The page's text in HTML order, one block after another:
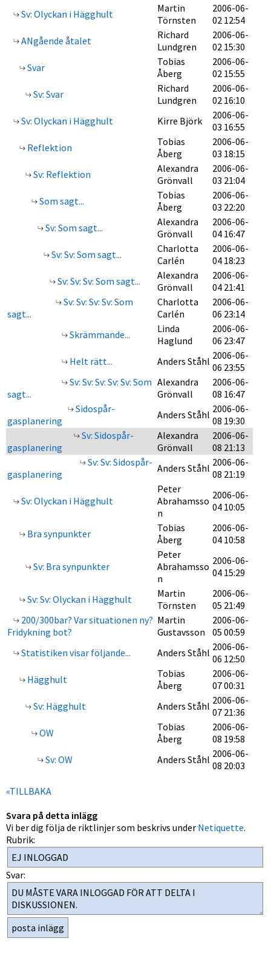
Sv: Olyckan i Hägghult
Martin
Törnsten
2006-06-
02 12:54
ANgående åtalet
Richard
Lundgren
2006-06-
02 15:30
Svar
Tobias
Åberg
2006-06-
02 15:55
Sv: Svar
Richard
Lundgren
2006-06-
02 16:10
Sv: Olyckan i Hägghult
Kirre Björk
2006-06-
03 16:55
Reflektion
Tobias
Åberg
2006-06-
03 18:15
Sv: Reflektion
Alexandra
Grönvall
2006-06-
03 21:04
Som sagt...
Tobias
Åberg
2006-06-
03 22:20
Sv: Som sagt...
Alexandra
Grönvall
2006-06-
04 16:47
Sv: Sv: Som sagt...
Charlotta
Carlén
2006-06-
04 18:23
Sv: Sv: Sv: Som sagt...
Alexandra
Grönvall
2006-06-
04 21:41
Sv: Sv: Sv: Sv: Som
sagt...
Charlotta
Carlén
2006-06-
06 23:14
Skrämmande...
Linda
Haglund
2006-06-
06 23:47
Helt rätt...
Anders Ståhl 2006-06-
06 23:55
Sv: Sv: Sv: Sv: Sv: Som
sagt...
Alexandra
Grönvall
2006-06-
08 16:47
Sidospår-
gasplanering
Anders Ståhl 2006-06-
08 19:30
Sv: Sidospår-
gasplanering
Alexandra
Grönvall
2006-06-
08 21:13
Sv: Sv: Sidospår-
gasplanering
Anders Ståhl 2006-06-
08 21:19
Sv: Olyckan i Hägghult
Peter
Abrahamsso
n
2006-06-
04 10:05
Bra synpunkter
Tobias
Åberg
2006-06-
04 10:58
Sv: Bra synpunkter
Peter
Abrahamsso
n
2006-06-
04 15:29
Sv: Sv: Olyckan i Hägghult
Martin
Törnsten
2006-06-
05 21:49
200/300bar? Var situationen ny?
Fridykning bot?
Martin
Gustavsson
2006-06-
05 00:59
Statistiken visar följande...
Anders Ståhl 2006-06-
06 12:50
Hägghult
Tobias
Åberg
2006-06-
07 00:31
Sv: Hägghult
Anders Ståhl 2006-06-
07 21:36
OW
Tobias
Åberg
2006-06-
08 19:58
Sv: OW
Anders Ståhl 2006-06-
08 20:03
«TILLBAKA
Svara på detta inlägg
Vi ber dig följa de riktlinjer som beskrivs under Netiquette.
Rubrik:
Svar: